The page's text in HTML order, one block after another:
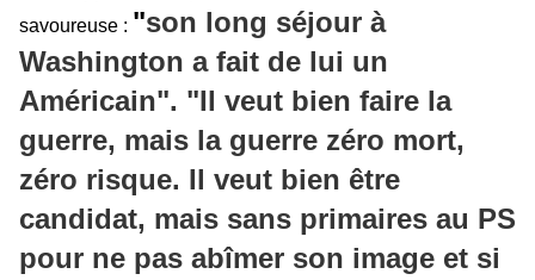
savoureuse : "son long séjour à
Washington a fait de lui un
Américain". "Il veut bien faire la
guerre, mais la guerre zéro mort,
zéro risque. Il veut bien être
candidat, mais sans primaires au PS
pour ne pas abîmer son image et si